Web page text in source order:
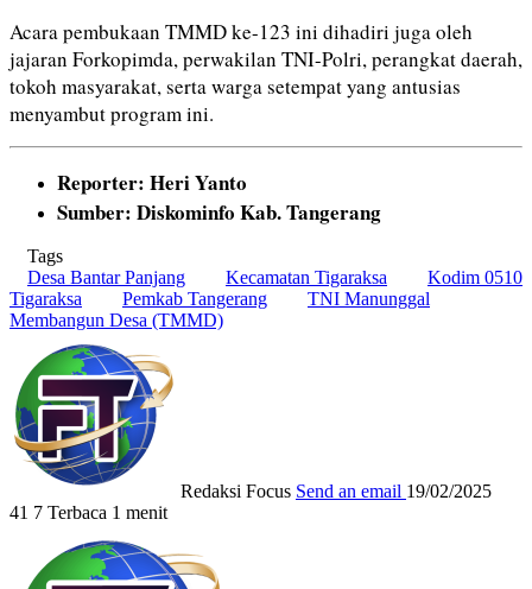
Acara pembukaan TMMD ke-123 ini dihadiri juga oleh
jajaran Forkopimda, perwakilan TNI-Polri, perangkat daerah,
tokoh masyarakat, serta warga setempat yang antusias
menyambut program ini.
Reporter: Heri Yanto
Sumber: Diskominfo Kab. Tangerang
Tags
Desa Bantar Panjang
Kecamatan Tigaraksa
Kodim 0510
Tigaraksa
Pemkab Tangerang
TNI Manunggal
Membangun Desa (TMMD)
Redaksi Focus Send an email 19/02/2025
41 7 Terbaca 1 menit